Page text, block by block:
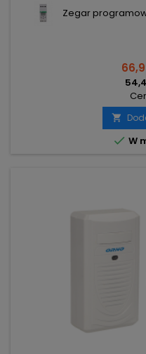
Zegar

 W